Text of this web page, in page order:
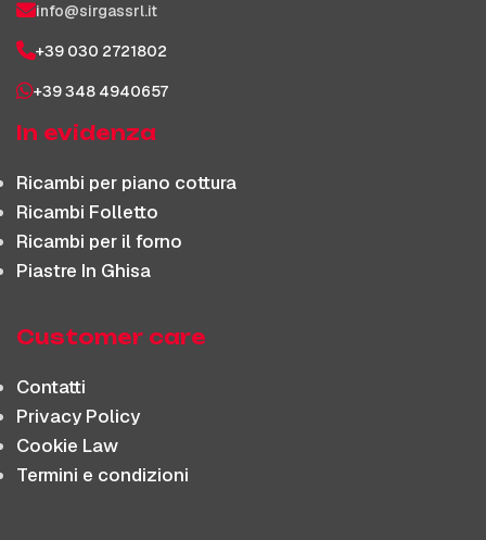
info@sirgassrl.it
+39 030 2721802
+39 348 4940657
In evidenza
Ricambi per piano cottura
Ricambi Folletto
Ricambi per il forno
Piastre In Ghisa
Customer care
Contatti
Privacy Policy
Cookie Law
Termini e condizioni